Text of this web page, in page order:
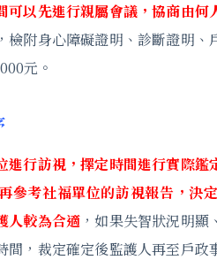
可以先進行親屬會議，協商由何
，檢附身心障礙證明、診斷證明
元。
進行訪視，擇定時間進行實際
參考社福單位的訪視報告，決
人較為合適 ，如果失智狀況明
間，裁定確定後監護人再至戶